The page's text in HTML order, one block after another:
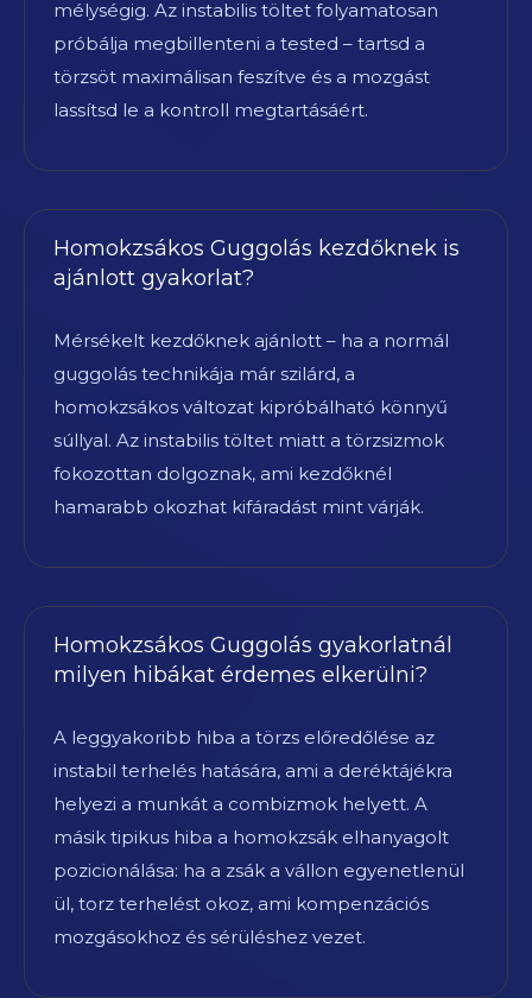
mélységig. Az instabilis töltet folyamatosan
próbálja megbillenteni a tested – tartsd a
törzsöt maximálisan feszítve és a mozgást
lassítsd le a kontroll megtartásáért.
Homokzsákos Guggolás kezdőknek is
ajánlott gyakorlat?
Mérsékelt kezdőknek ajánlott – ha a normál
guggolás technikája már szilárd, a
homokzsákos változat kipróbálható könnyű
súllyal. Az instabilis töltet miatt a törzsizmok
fokozottan dolgoznak, ami kezdőknél
hamarabb okozhat kifáradást mint várják.
Homokzsákos Guggolás gyakorlatnál
milyen hibákat érdemes elkerülni?
A leggyakoribb hiba a törzs előredőlése az
instabil terhelés hatására, ami a deréktájékra
helyezi a munkát a combizmok helyett. A
másik tipikus hiba a homokzsák elhanyagolt
pozicionálása: ha a zsák a vállon egyenetlenül
ül, torz terhelést okoz, ami kompenzációs
mozgásokhoz és sérüléshez vezet.